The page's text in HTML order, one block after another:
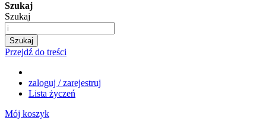
Szukaj
Szukaj
Szukaj
Przejdź do treści
zaloguj / zarejestruj
Lista życzeń
Mój koszyk